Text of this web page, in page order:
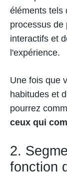
éléments tels
processus de
interactifs et
l'expérience.
Une fois que
habitudes et
pourrez
ceux qui
2.
fonction